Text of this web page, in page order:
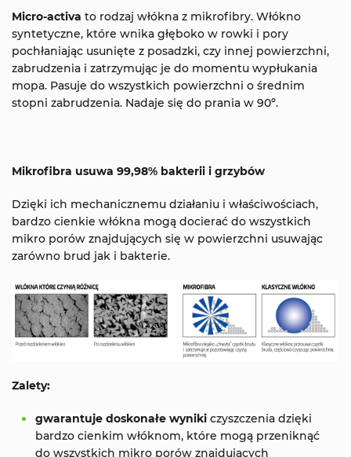
Micro-activa to rodzaj włókna z mikrofibry. Włókno
syntetyczne, które wnika głęboko w rowki i pory
pochłaniając usunięte z posadzki, czy innej powierzchni,
zabrudzenia i zatrzymując je do momentu wypłukania
mopa. Pasuje do wszystkich powierzchni o średnim
stopni zabrudzenia. Nadaje się do prania w 90º.
Mikrofibra usuwa 99,98% bakterii i grzybów
Dzięki ich mechanicznemu działaniu i właściwościach,
bardzo cienkie włókna mogą docierać do wszystkich
mikro porów znajdujących się w powierzchni usuwając
zarówno brud jak i bakterie.
Zalety:
gwarantuje doskonałe wyniki czyszczenia dzięki
bardzo cienkim włóknom, które mogą przeniknąć
do wszystkich mikro porów znajdujących